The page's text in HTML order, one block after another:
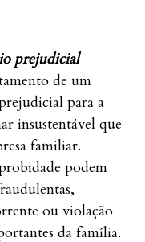
prejudicial
de um
para a
insustentável que
familiar.
podem
ou violação
da família.